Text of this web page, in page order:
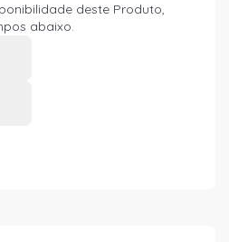
deste Produto,
abaixo.